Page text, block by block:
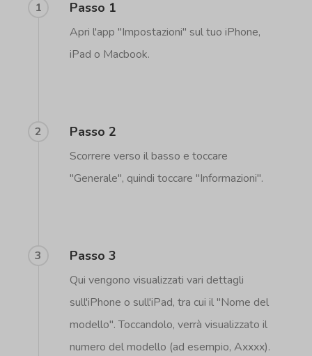
1 Passo 1
Apri l'app "Impostazioni" sul tuo iPhone,
iPad o Macbook.
2 Passo 2
Scorrere verso il basso e toccare
"Generale", quindi toccare "Informazioni".
3 Passo 3
Qui vengono visualizzati vari dettagli
sull'iPhone o sull'iPad, tra cui il "Nome del
modello". Toccandolo, verrà visualizzato il
numero del modello (ad esempio, Axxxx).